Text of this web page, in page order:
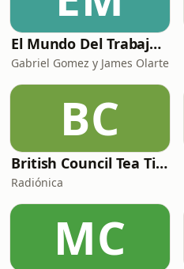
Simplecast, an AdsWi
El Mundo Del Trabajo y la bioética laboral
Gabriel Gomez y James Olarte
BC
British Council Tea Time
Radiónica
MC